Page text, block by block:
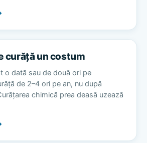
curăță un costum
o dată sau de două ori pe
de 2–4 ori pe an, nu după
chimică prea deasă uzează